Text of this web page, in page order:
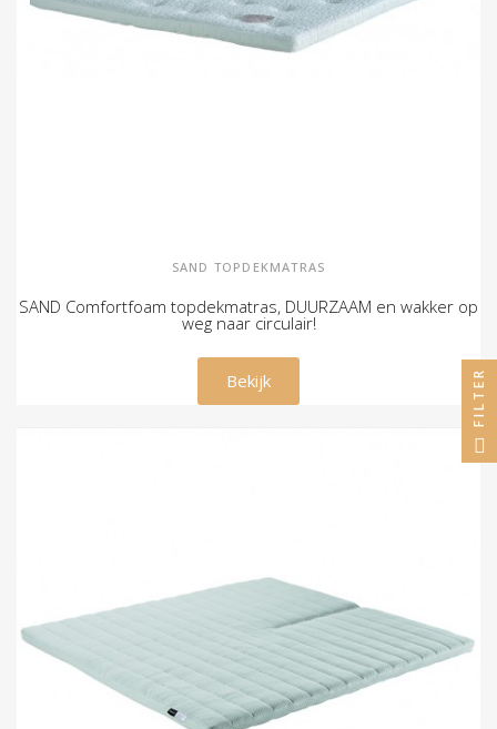
SAND TOPDEKMATRAS
SAND Comfortfoam topdekmatras, DUURZAAM en wakker op
weg naar circulair!
€ 420,00
Bekijk FILTER